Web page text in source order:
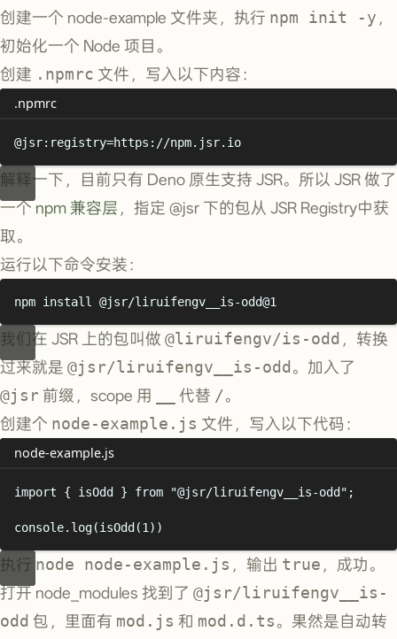
创建一个 node-example 文件夹，执行 npm init -y ，
初始化一个 Node 项目。
创建 .npmrc 文件，写入以下内容：
.npmrc
@jsr:registry=https://npm.jsr.io
解释一下，目前只有 Deno 原生支持 JSR。所以 JSR 做了
一个 npm 兼容层 ，指定 @jsr 下的包从 JSR Registry中获
取。
运行以下命令安装：
npm install @jsr/liruifengv__is-odd@1
我们在 JSR 上的包叫做 @liruifengv/is-odd ，转换
过来就是 @jsr/liruifengv__is-odd 。加入了
@jsr 前缀，scope 用 代替 /。
创建个 node-example.js 文件，写入以下代码：
node-example.js
import { isOdd } from "@jsr/liruifengv__is-odd " ;
console. log(isOdd (1 ))
执行 node node-example.js ，输出 true ，成功。
打开 node_modules 找到了 @jsr/liruifengv__is-
odd 包，里面有 mod.js 和 mod.d.ts。果然是自动转